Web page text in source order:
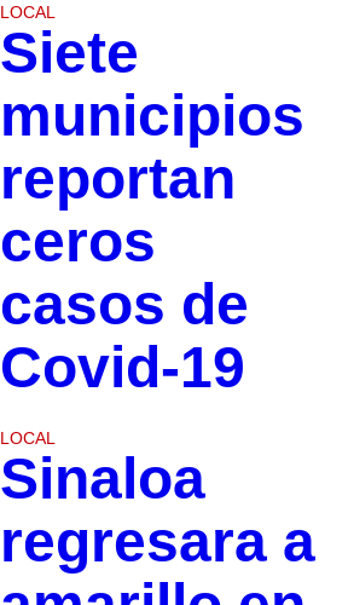
LOCAL
Siete
municipios
reportan
ceros
casos de
Covid-19
LOCAL
Sinaloa
regresara a